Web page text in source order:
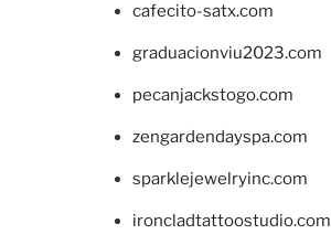
cafecito-satx.com
graduacionviu2023.com
pecanjackstogo.com
zengardendayspa.com
sparklejewelryinc.com
ironcladtattoostudio.com